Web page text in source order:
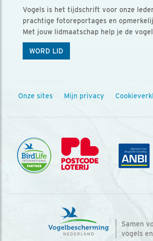
Vogels is het tijdschrift voor onze
prachtige fotoreportages en
Met jouw lidmaatschap help je de
WORD LID
Onze sites Mijn privacy
Samen
vogels